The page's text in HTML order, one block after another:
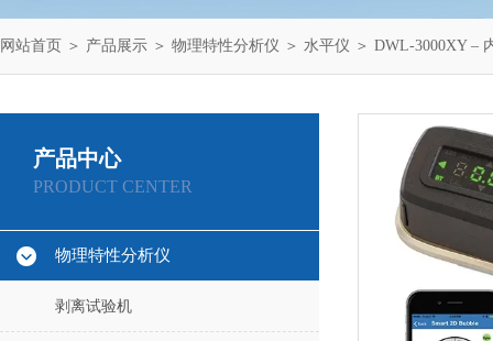
网站首页 ＞ 产品展示 ＞ 物理特性分析仪 ＞ 水平仪 ＞ DWL-3000XY –
产品中心
PRODUCT CENTER
物理特性分析仪
剥离试验机